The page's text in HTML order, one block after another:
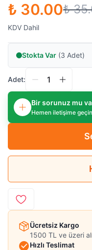
₺ 30.00₺
KDV Dahil
Stokta Var (3 Adet)
Adet:
Bir sorunuz mu
Hemen iletişime geçin
Ücretsiz Kargo
1500 TL ve üzeri
Hızlı Teslimat